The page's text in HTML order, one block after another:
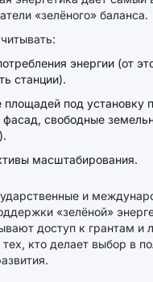
«зелёного» баланса.
энергии (от
станции).
площадей под установку
свободные
масштабирования.
и
«зелёной»
доступ к грантам и
кто делает выбор в